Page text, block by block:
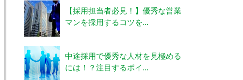
【採用担当者必見！】優秀な営業
マンを採用するコツを...
中途採用で優秀な人材を見極める
には！？注目するポイ...